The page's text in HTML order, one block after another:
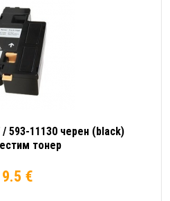
/ 593-11130 черен (black)
тонер
9.5 €